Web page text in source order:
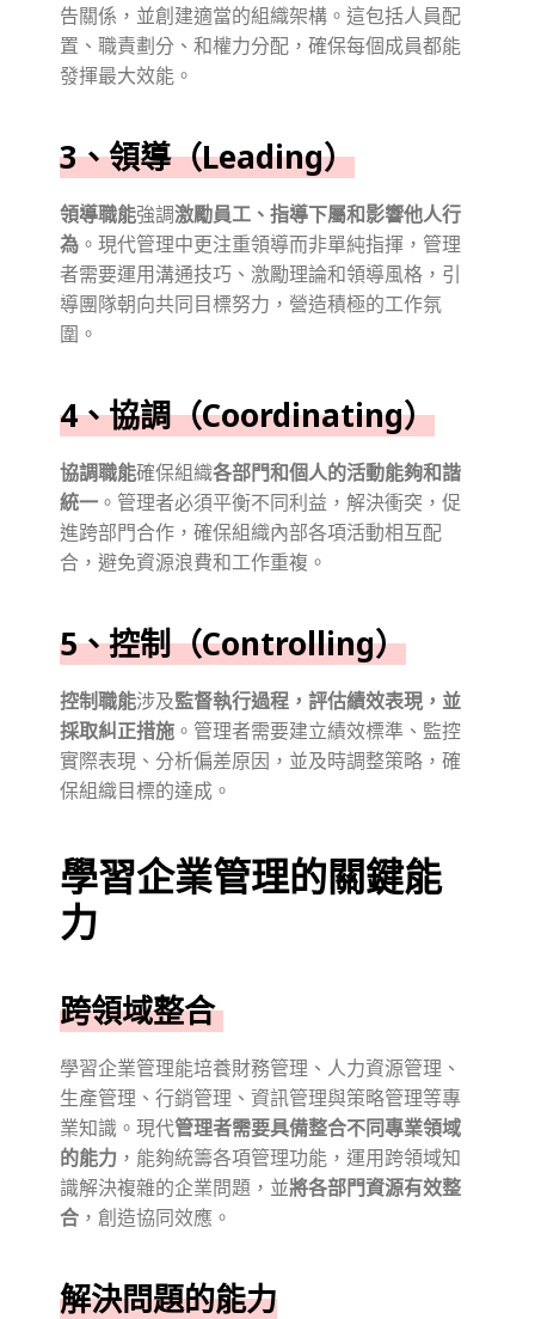
告關係，並創建適當的組織架構。這包括人員配
置、職責劃分、和權力分配，確保每個成員都能
發揮最大效能。
3、領導（Leading）
領導職能強調激勵員工、指導下屬和影響他人行
為 。現代管理中更注重領導而非單純指揮，管理
者需要運用溝通技巧、激勵理論和領導風格，引
導團隊朝向共同目標努力，營造積極的工作氛
圍。
4、協調（Coordinating）
協調職能確保組織各部門和個人的活動能夠和諧
統一 。管理者必須平衡不同利益，解決衝突，促
進跨部門合作，確保組織內部各項活動相互配
合，避免資源浪費和工作重複。
5、控制（Controlling）
控制職能涉及監督執行過程，評估績效表現，並
採取糾正措施 。管理者需要建立績效標準、監控
實際表現、分析偏差原因，並及時調整策略，確
保組織目標的達成。
學習企業管理的關鍵能
力
跨領域整合
學習企業管理能培養財務管理、人力資源管理、
生產管理、行銷管理、資訊管理與策略管理等專
業知識。現代管理者需要具備整合不同專業領域
的能力 ，能夠統籌各項管理功能，運用跨領域知
識解決複雜的企業問題，並將各部門資源有效整
合 ，創造協同效應。
解決問題的能力